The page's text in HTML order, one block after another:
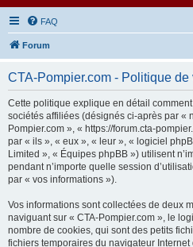
FAQ
Forum
CTA-Pompier.com - Politique de
Cette politique explique en détail
sociétés affiliées (désignés ci-après par «
Pompier.com », « https://forum.cta-
par « ils », « eux », « leur », « logiciel
Limited », « Équipes phpBB ») utilisent
pendant n’importe quelle session
par « vos informations »).
Vos informations sont collectées de deux
naviguant sur « CTA-Pompier.com », le
nombre de cookies, qui sont des petits
fichiers temporaires du navigateur